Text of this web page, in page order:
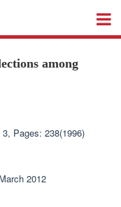
among
Pages: 238(1996)
2012